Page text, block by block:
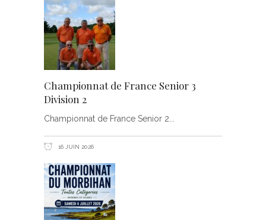
Championnat de France Senior 3
Division 2
Championnat de France Senior 2
16 JUIN 2026